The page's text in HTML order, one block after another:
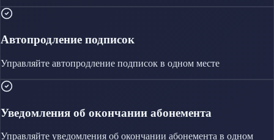
Автопродление подписок
Управляйте автопродление подписок в одном месте
Уведомления об окончании абонемента
Управляйте уведомления об окончании абонемента в одном